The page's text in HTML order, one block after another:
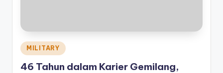
Posted
in
MILITARY
46 Tahun dalam Karier Gemilang,